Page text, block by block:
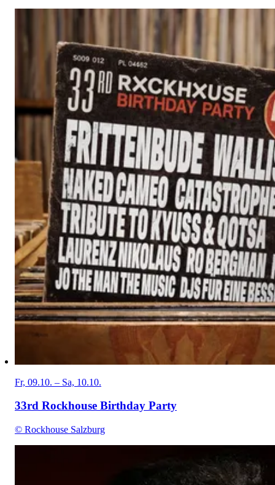
Fr, 09.10. – Sa, 10.10.
33rd Rockhouse Birthday Party
© Rockhouse Salzburg